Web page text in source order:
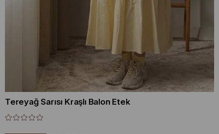
Tereyağ Sarısı Kraşlı Balon Etek